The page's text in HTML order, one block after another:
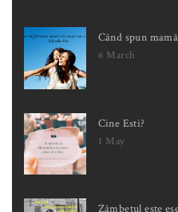
Când spun
6 March
Cine Esti?
1 May